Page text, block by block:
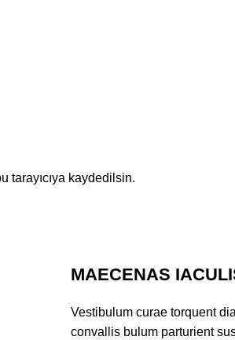
tarayıcıya kaydedilsin.
MAECENAS
Vestibulum curae torquent
convallis bulum parturient